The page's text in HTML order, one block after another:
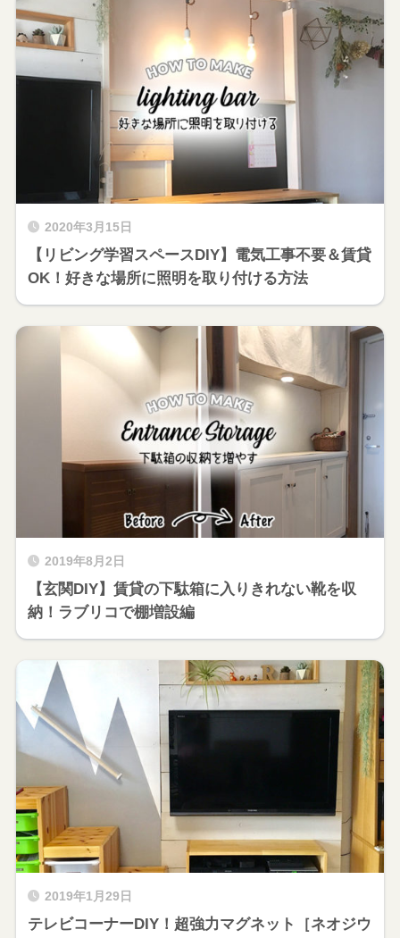
2020年3月15日
【リビング学習スペースDIY】電気工事不要＆賃貸
OK！好きな場所に照明を取り付ける方法
2019年8月2日
【玄関DIY】賃貸の下駄箱に入りきれない靴を収
納！ラブリコで棚増設編
2019年1月29日
テレビコーナーDIY！超強力マグネット［ネオジウ